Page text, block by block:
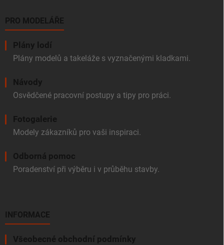
PRO MODELÁŘE
Plány lodí
Plány modelů a takeláže s vyznačenými kladkami.
Návody
Osvědčené pracovní postupy a tipy pro práci.
Fotogalerie
Modely zákazníků pro vaši inspiraci.
Odborná pomoc
Poradenství při výběru i v průběhu stavby.
INFORMACE
Všeobecné obchodní podmínky